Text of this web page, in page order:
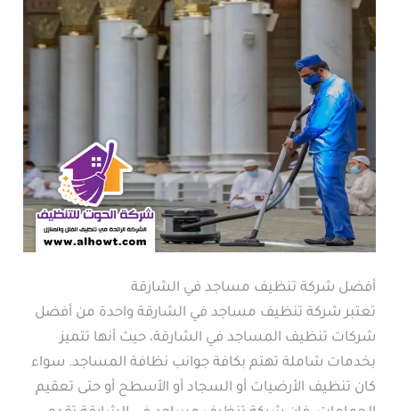
أفضل شركة تنظيف مساجد في الشارقة
تعتبر شركة تنظيف مساجد في الشارقة واحدة من أفضل
شركات تنظيف المساجد في الشارقة، حيث أنها تتميز
بخدمات شاملة تهتم بكافة جوانب نظافة المساجد. سواء
كان تنظيف الأرضيات أو السجاد أو الأسطح أو حتى تعقيم